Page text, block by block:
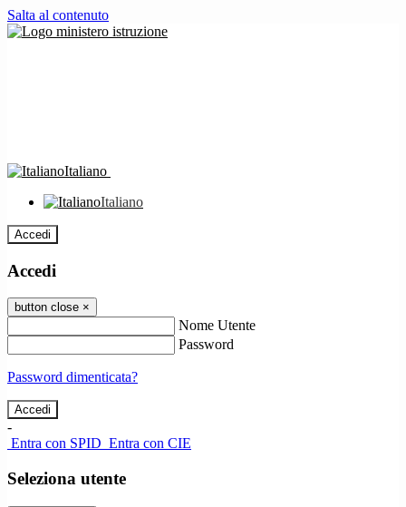
Salta al contenuto
Italiano
Italiano
Accedi
Accedi
button close ×
Nome Utente
Password
Password dimenticata?
-
Entra con SPID Entra con CIE
Seleziona utente